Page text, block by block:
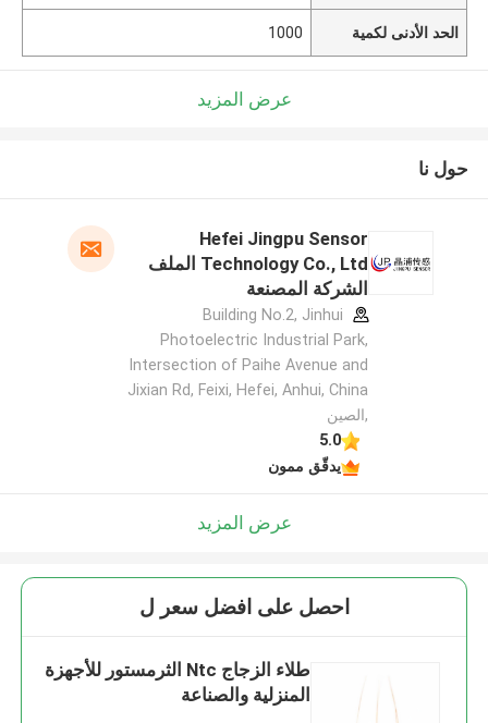
الحد الأدنى لكمية 1000
عرض المزيد
حول نا
Hefei Jingpu Sensor
Technology Co., Ltd الملف
الشركة المصنعة
Building No.2, Jinhui
Photoelectric Industrial Park,
Intersection of Paihe Avenue and
Jixian Rd, Feixi, Hefei, Anhui, China
,الصين
5.0
يدقّق ممون
عرض المزيد
احصل على افضل سعر ل
طلاء الزجاج Ntc الثرمستور للأجهزة
المنزلية والصناعة